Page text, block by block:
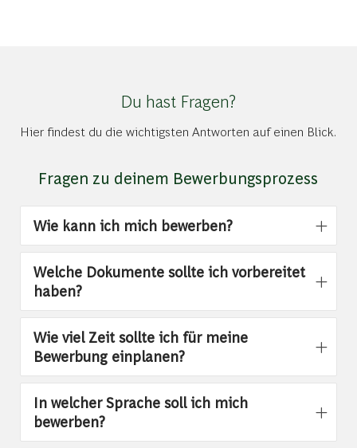
Du hast Fragen?
Hier findest du die wichtigsten Antworten auf einen Blick.
Fragen zu deinem Bewerbungsprozess
Wie kann ich mich bewerben?
Welche Dokumente sollte ich vorbereitet
haben?
Wie viel Zeit sollte ich für meine
Bewerbung einplanen?
In welcher Sprache soll ich mich
bewerben?